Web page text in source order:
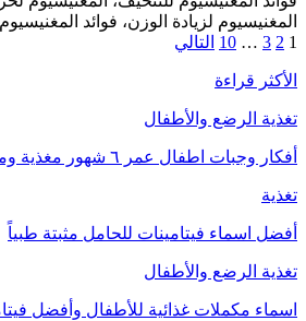
المغنيسيوم لزيادة الوزن، فوائد
1
2
3
…
10 التالي
الأكثر قراءة
تغذية الرضع والأطفال
أفكار وجبات اطفال عمر ٦ شهور مغذية ومفيدة للتسنين
تغذية
أفضل اسماء فيتامينات للحامل مثبتة طبياً
تغذية الرضع والأطفال
اسماء مكملات غذائية للأطفال وأفضل